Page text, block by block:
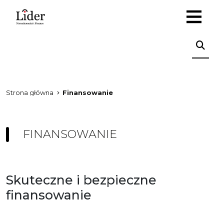
Strona główna Finansowanie
FINANSOWANIE
Skuteczne i bezpieczne
finansowanie